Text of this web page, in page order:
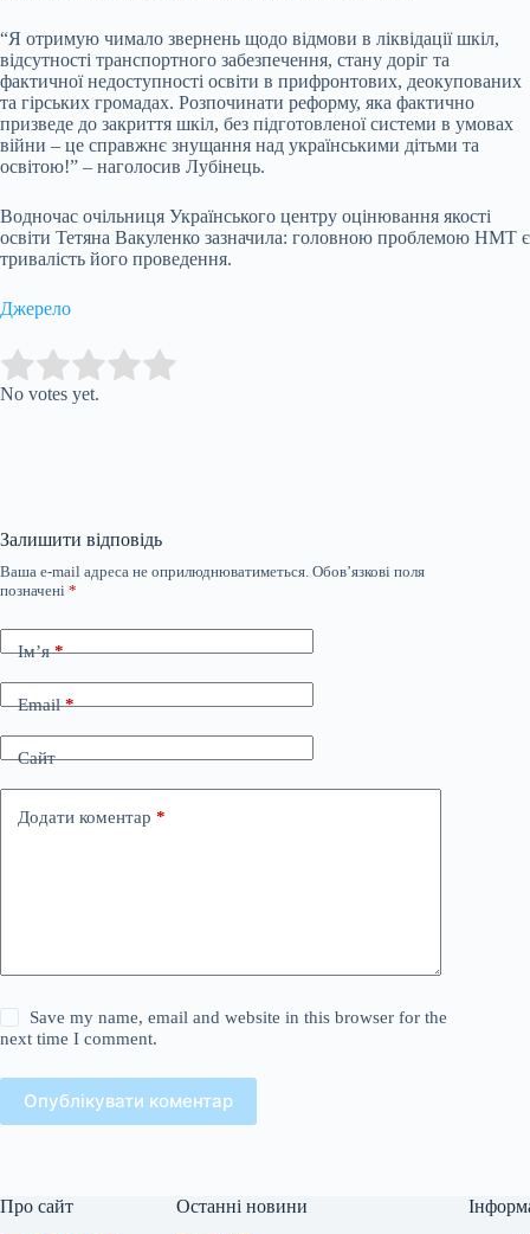
“Я отримую чимало звернень щодо відмови в ліквідації шкіл,
відсутності транспортного забезпечення, стану доріг та
фактичної недоступності освіти в прифронтових, деокупованих
та гірських громадах. Розпочинати реформу, яка фактично
призведе до закриття шкіл, без підготовленої системи в умовах
війни – це справжнє знущання над українськими дітьми та
освітою!” – наголосив Лубінець.
Водночас очільниця Українського центру оцінювання якості
освіти Тетяна Вакуленко зазначила: головною проблемою НМТ є
тривалість його проведення.
Джерело
Rate this item:
No votes yet.
Залишити відповідь
Ваша e-mail адреса не оприлюднюватиметься. Обов’язкові поля
позначені *
Ім’я*
Email*
Сайт
Додати коментар *
Save my name, email and website in this browser for the
next time I comment.
Опублікувати коментар
Про сайт Останні новини